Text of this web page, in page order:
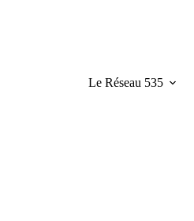
Le Réseau 535